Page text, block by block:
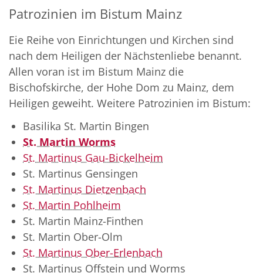
Patrozinien im Bistum Mainz
Eie Reihe von Einrichtungen und Kirchen sind
nach dem Heiligen der Nächstenliebe benannt.
Allen voran ist im Bistum Mainz die
Bischofskirche, der Hohe Dom zu Mainz, dem
Heiligen geweiht. Weitere Patrozinien im Bistum:
Basilika St. Martin Bingen
St. Martin Worms
St. Martinus Gau-Bickelheim
St. Martinus Gensingen
St. Martinus Dietzenbach
St. Martin Pohlheim
St. Martin Mainz-Finthen
St. Martin Ober-Olm
St. Martinus Ober-Erlenbach
St. Martinus Offstein und Worms